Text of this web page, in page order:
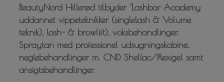
BeautyNord Hillerød tilbyder ‘Lashbar Academy
uddannet vippeteknikker (singlelash & Volume
teknik), lash- & browlift), voksbehandlinger,
Spraytan med professionel udsugningskabine,
neglebehandlinger m. CND Shellac/Plexigel samt
ansigtsbehandlinger.